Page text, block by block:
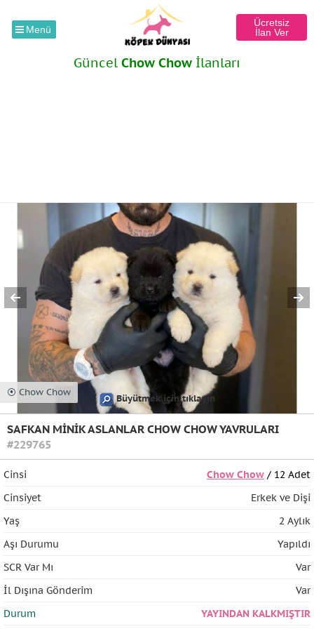
Menü
Ücretsiz
İlan Ver
Güncel Chow Chow İlanları
⦿ Chow Chow
Büyütmek için tıklayın
SAFKAN MİNİK ASLANLAR CHOW CHOW YAVRULARI
#229765
Cinsi Chow Chow/ 12 Adet
Cinsiyet
Erkek ve Dişi
Yaş
2 Aylık
Aşı Durumu
Yapıldı
SCR Var Mı
Var
İl Dışına Gönderim
Var
Durum
YAYINDAN KALKMIŞTIR